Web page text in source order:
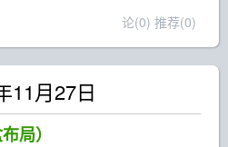
论(0) 推荐(0)
11月27日
局）